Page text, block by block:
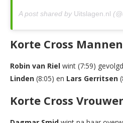
A post shared by Uitslagen.nl
Korte Cross Mannen
Robin van Riel wint (7:59)
Linden (8:05) en Lars Gerritsen
Korte Cross